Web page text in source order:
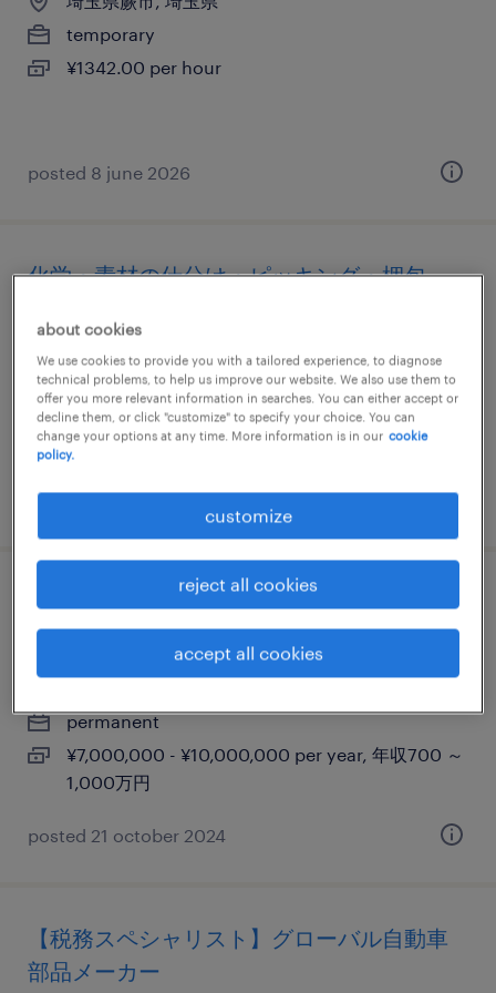
temporary
¥1342.00 per hour
posted 8 june 2026
化学・素材の仕分け・ピッキング・梱包、
埼玉県蕨市, 埼玉県
temporary
¥1600.00 per hour
posted 16 april 2026
オンサイト プロジェクト リーダー(ブリッジ
エンジニア)
permanent
¥7,000,000 - ¥10,000,000 per year, 年収700 ～
1,000万円
posted 21 october 2024
【税務スペシャリスト】グローバル自動車
部品メーカー
about cookies
We use cookies to provide you with a tailored experience, to diagnose
technical problems, to help us improve our website. We also use them to
offer you more relevant information in searches. You can either accept or
decline them, or click "customize" to specify your choice. You can
change your options at any time. More information is in our cookie
policy.
customize
reject all cookies
accept all cookies